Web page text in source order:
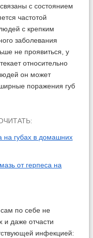
с состоянием
частотой
с крепким
заболевания
не проявиться, у
относительно
он может
поражения губ
на губах в домашних
от герпеса на
по себе не
и даже отчасти
инфекцией: